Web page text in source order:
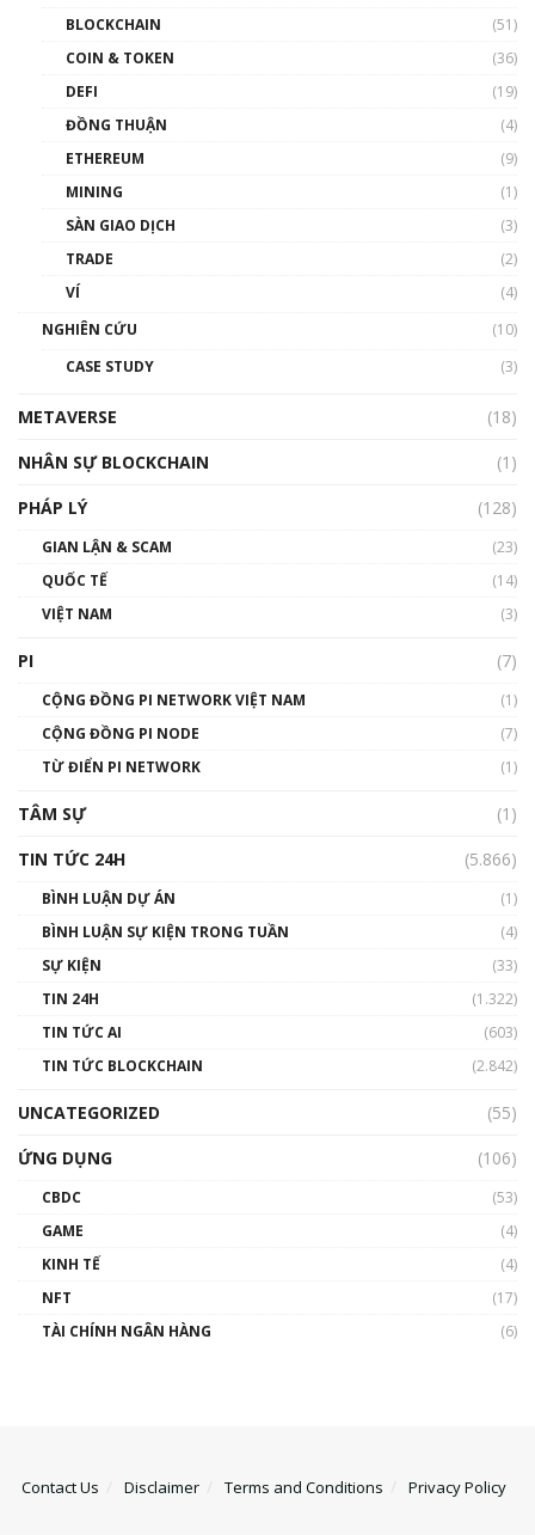
như thể nào?
00:39:31
Phổ cập Blockchain
thống & Crypto qua các cuộc chiến | Phổ cập
01:32:59
gió ấm
Talkshow 14: MemeCoin – Trò đùa tỷ đô
01:29:26
BLOCKCHAIN
(51)
COIN & TOKEN
(36)
DEFI
(19)
ĐỒNG THUẬN
(4)
ETHEREUM
(9)
MINING
(1)
SÀN GIAO DỊCH
(3)
TRADE
(2)
VÍ
(4)
NGHIÊN CỨU
(10)
CASE STUDY
(3)
METAVERSE
(18)
NHÂN SỰ BLOCKCHAIN
(1)
PHÁP LÝ
(128)
GIAN LẬN & SCAM
(23)
QUỐC TẾ
(14)
VIỆT NAM
(3)
PI (7)
CỘNG ĐỒNG PI NETWORK VIỆT NAM
(1)
CỘNG ĐỒNG PI NODE
(7)
TỪ ĐIỂN PI NETWORK
(1)
TÂM SỰ
(1)
TIN TỨC 24H
(5.866)
BÌNH LUẬN DỰ ÁN
(1)
BÌNH LUẬN SỰ KIỆN TRONG TUẦN
(4)
SỰ KIỆN
(33)
TIN 24H
(1.322)
TIN TỨC AI
(603)
TIN TỨC BLOCKCHAIN
(2.842)
UNCATEGORIZED
(55)
ỨNG DỤNG
(106)
CBDC
(53)
GAME
(4)
KINH TẾ
(4)
NFT
(17)
TÀI CHÍNH NGÂN HÀNG
(6)
Contact Us Disclaimer Terms and Conditions Privacy Policy